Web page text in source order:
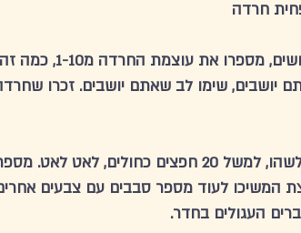
1. עצרו את מה שאתם
יושבים, שימו לב שאתם יושבים. זכרו
ספרו 20 חפצים בצבע כלשהו, למשל 20 חפצים
המשיכו לעוד מספר סבבים עם צבעים
העגולים בחדר.